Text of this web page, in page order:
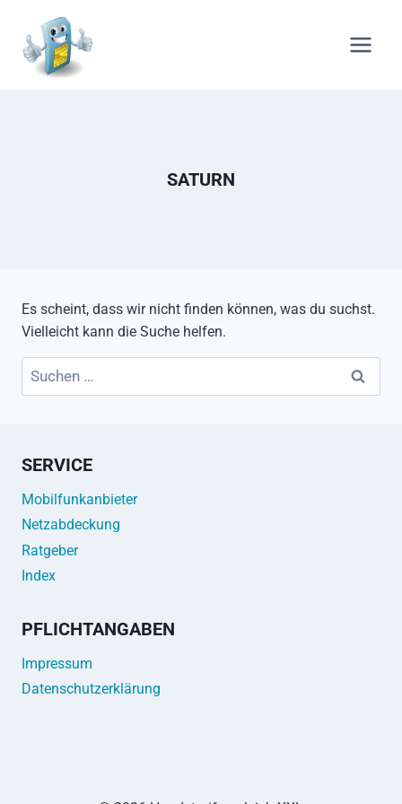
Inhalt
springen
SATURN
Es scheint, dass wir nicht finden können, was du suchst.
Vielleicht kann die Suche helfen.
Suchen
nach:
SERVICE
Mobilfunkanbieter
Netzabdeckung
Ratgeber
Index
PFLICHTANGABEN
Impressum
Datenschutzerklärung